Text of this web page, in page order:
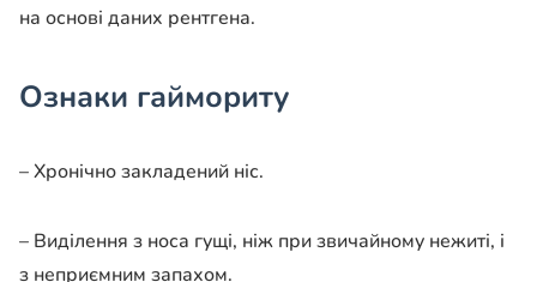
на основі даних рентгена.
Ознаки гаймориту
– Хронічно закладений ніс.
– Виділення з носа гущі, ніж при звичайному нежиті, і
з неприємним запахом.